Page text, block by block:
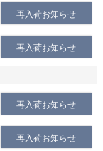
再入荷お知らせ
再入荷お知らせ
再入荷お知らせ
再入荷お知らせ